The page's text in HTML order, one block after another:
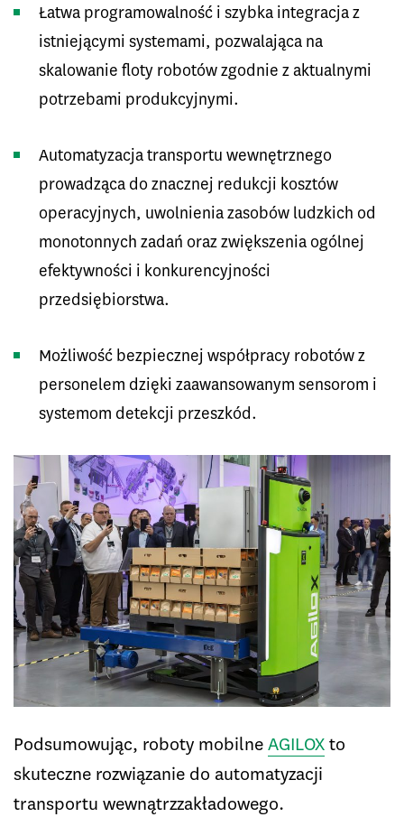
Łatwa programowalność i szybka integracja z
istniejącymi systemami, pozwalająca na
skalowanie floty robotów zgodnie z aktualnymi
potrzebami produkcyjnymi.
Automatyzacja transportu wewnętrznego
prowadząca do znacznej redukcji kosztów
operacyjnych, uwolnienia zasobów ludzkich od
monotonnych zadań oraz zwiększenia ogólnej
efektywności i konkurencyjności
przedsiębiorstwa.
Możliwość bezpiecznej współpracy robotów z
personelem dzięki zaawansowanym sensorom i
systemom detekcji przeszkód.
Podsumowując, roboty mobilneAGILOXto
skuteczne rozwiązanie do automatyzacji
transportu wewnątrzzakładowego.